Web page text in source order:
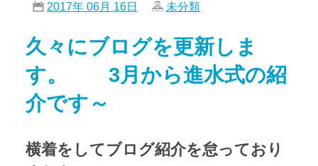
会社紹介
Access map
アクセス
2017年 06月 16日 未分類
久々にブログを更新しま
す。 3月から進水式の紹
介です～
横着をしてブログ紹介を怠っており